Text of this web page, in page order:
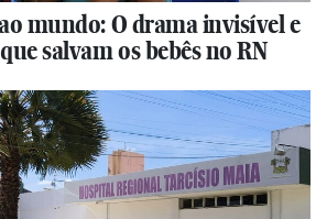
mundo: O drama invisível e
salvam os bebês no RN